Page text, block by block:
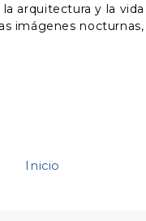
arquitectura y la
imágenes
Inicio